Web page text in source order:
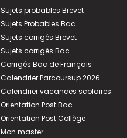
Sujets probables Brevet
Sujets Probables Bac
Sujets corrigés Brevet
Sujets corrigés Bac
Corrigés Bac de Français
Calendrier Parcoursup 2026
Calendrier vacances scolaires
Orientation Post Bac
Orientation Post Collège
Mon master